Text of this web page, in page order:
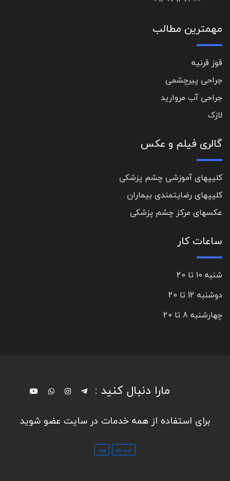
مهمترین مطالب
قوز قرنیه
جراحی پیرچشمی
جراحی آب مروارید
لازک
گالری فیلم و عکس
کلیپهای آموزشی چشم پزشکی
کلیپهای رضایتمندی بیماران
عکسهای مرکز چشم پزشکی
ساعات کار
شنبه 10 تا 20
دوشنبه 12 تا 20
چهارشنبه 8 تا 20
مارا دنبال کنید :
برای استفاده از همه خدمات در سایت عضو شوید